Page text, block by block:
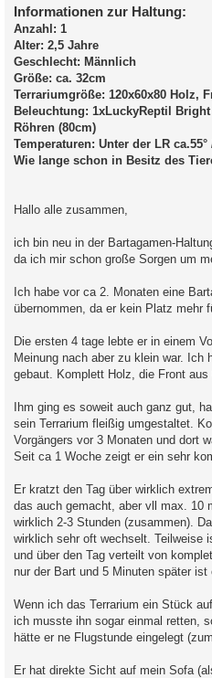
i
t
r
a
g
Informationen zur Haltung:
Anzahl: 1
Alter: 2,5 Jahre
Geschlecht: Männlich
Größe: ca. 32cm
Terrariumgröße: 120x60x80 Holz,
Beleuchtung: 1xLuckyReptil
Röhren (80cm)
Temperaturen: Unter der LR
Wie lange schon in Besitz des
Hallo alle zusammen,
ich bin neu in der Bartagamen-
da ich mir schon große Sorgen um
Ich habe vor ca 2. Monaten eine
übernommen, da er kein Platz mehr
Die ersten 4 tage lebte er in einem
Meinung nach aber zu klein war. Ich
gebaut. Komplett Holz, die Front aus
Ihm ging es soweit auch ganz gut,
sein Terrarium fleißig umgestaltet.
Vorgängers vor 3 Monaten und dort
Seit ca 1 Woche zeigt er ein sehr
Er kratzt den Tag über wirklich
das auch gemacht, aber vll max. 10
wirklich 2-3 Stunden (zusammen).
wirklich sehr oft wechselt. Teilweise
und über den Tag verteilt von
nur der Bart und 5 Minuten später ist
Wenn ich das Terrarium ein Stück
ich musste ihn sogar einmal retten,
hätte er ne Flugstunde eingelegt
Er hat direkte Sicht auf mein Sofa